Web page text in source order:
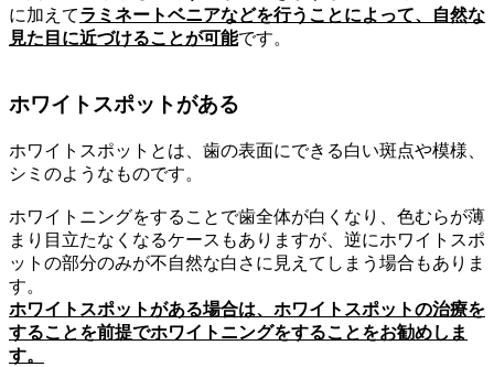
に加えてラミネートベニアなどを行うことによって、自然な
見た目に近づけることが可能です。
ホワイトスポットがある
ホワイトスポットとは、歯の表面にできる白い斑点や模様、
シミのようなものです。
ホワイトニングをすることで歯全体が白くなり、色むらが薄
まり目立たなくなるケースもありますが、逆にホワイトスポ
ットの部分のみが不自然な白さに見えてしまう場合もありま
す。
ホワイトスポットがある場合は、ホワイトスポットの治療を
することを前提でホワイトニングをすることをお勧めしま
す。